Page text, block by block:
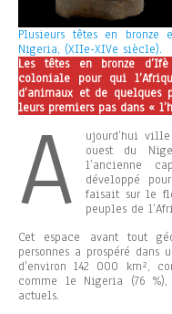
Plusieurs têtes en bronze
Nigeria, (XIIe-XIVe siècle).
Les têtes en bronze
coloniale pour qui
d’animaux et de quelques
leurs premiers pas dans «
A
ujourd’hui
ouest du
l’ancienne
développé
faisait sur le
peuples de
Cet espace avant tout
personnes a prospéré dans
d’environ 142 000 km²,
comme le Nigeria (76
actuels.